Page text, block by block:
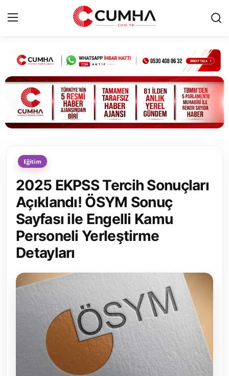
Kurumsal
Cumhurbaşkanlığı
Bakanlıklar
Siyasi Partiler
Yerel Yönetimler
Mülki İdare
Toplum ve Yaşam
Kamu Kurumları ve Üst Kurullar
Resmi Reklamlar
Eğitim
2025 EKPSS Tercih Sonuçları
Açıklandı! ÖSYM Sonuç
Sayfası ile Engelli Kamu
Personeli Yerleştirme
Detayları